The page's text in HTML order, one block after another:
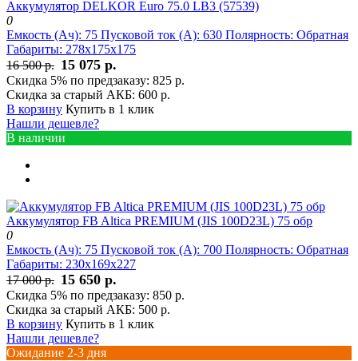
Аккумулятор DELKOR Euro 75.0 LB3 (57539)
0
Емкость (Ач): 75 Пусковой ток (А): 630 Полярность: Обратная
Габариты: 278x175x175
16 500 р. 15 075 р.
Скидка 5% по предзаказу: 825 р.
Скидка за старый АКБ: 600 р.
В корзину Купить в 1 клик
Нашли дешевле?
В наличии
Аккумулятор FB Altica PREMIUM (JIS 100D23L) 75 обр
0
Емкость (Ач): 75 Пусковой ток (А): 700 Полярность: Обратная
Габариты: 230x169x227
17 000 р. 15 650 р.
Скидка 5% по предзаказу: 850 р.
Скидка за старый АКБ: 500 р.
В корзину Купить в 1 клик
Нашли дешевле?
Ожидание 2-3 дня